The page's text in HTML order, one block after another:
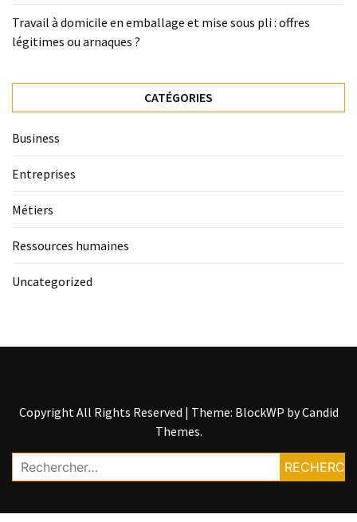
Travail à domicile en emballage et mise sous pli : offres
légitimes ou arnaques ?
CATÉGORIES
Business
Entreprises
Métiers
Ressources humaines
Uncategorized
Copyright All Rights Reserved | Theme: BlockWP byCandid
Themes.
Rechercher :